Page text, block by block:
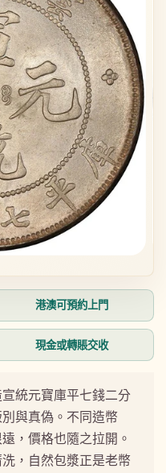
互
動
開
港澳可預約上門
現金或轉賬交收
統元寶庫平七錢二分
與真偽。不同造幣
，價格也隨之拉開。
，自然包漿正是老幣